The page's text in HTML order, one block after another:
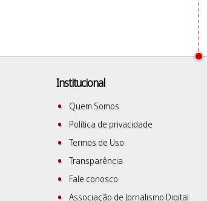
Institucional
Quem Somos
Política de privacidade
Termos de Uso
Transparência
Fale conosco
Associação de Jornalismo Digital